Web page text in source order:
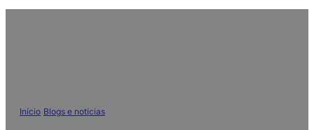
Início Blogs e notícias